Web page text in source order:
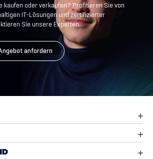
kaufen oder verkaufen? Profitieren Sie von
IT-Lösungen und zertifizierter
Sie unsere Experten.
anfordern